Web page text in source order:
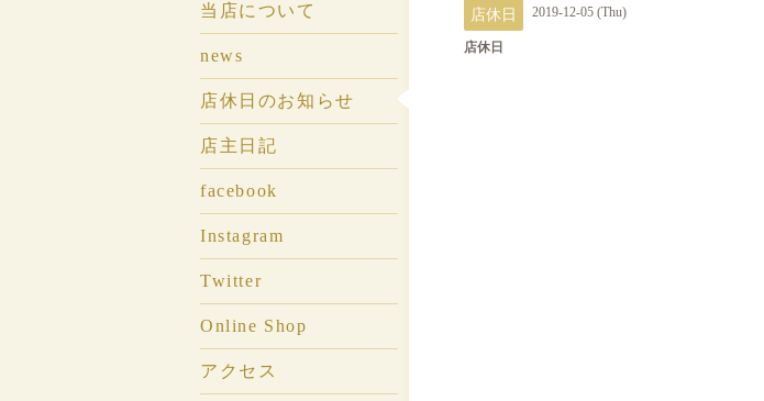
店休日 2019-12-05 (Thu)
店休日
当店について
news
店休日のお知らせ
店主日記
facebook
Instagram
Twitter
Online Shop
アクセス